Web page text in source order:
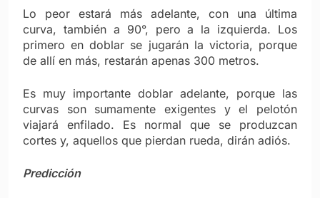
Lo peor estará más adelante, con una última
curva, también a 90°, pero a la izquierda. Los
primero en doblar se jugarán la victoria, porque
de allí en más, restarán apenas 300 metros.
Es muy importante doblar adelante, porque las
curvas son sumamente exigentes y el pelotón
viajará enfilado. Es normal que se produzcan
cortes y, aquellos que pierdan rueda, dirán adiós.
Predicción